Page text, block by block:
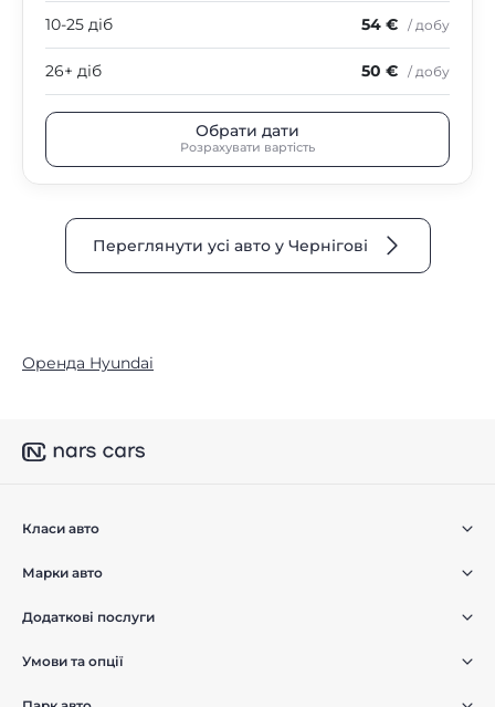
10-25 діб 54 € / добу
26+ діб 50 € / добу
Обрати дати
Розрахувати вартість
Переглянути усі авто у Чернігові
Оренда Hyundai
Класи авто
Марки авто
Додаткові послуги
Умови та опції